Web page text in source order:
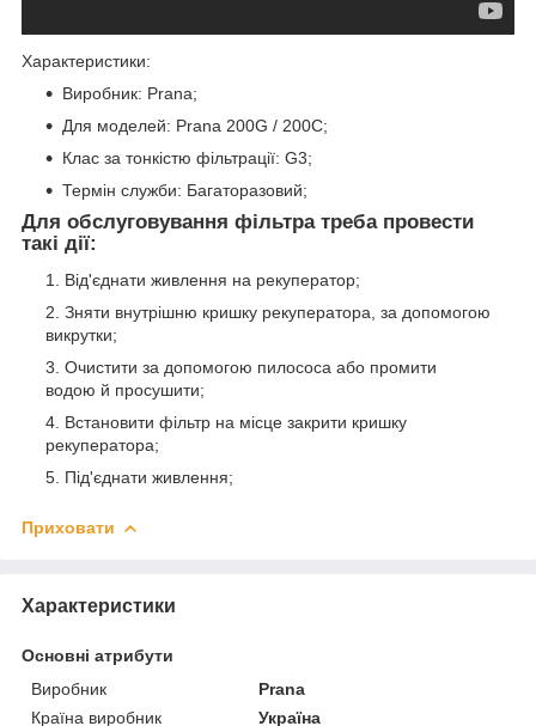
Характеристики:
Виробник: Prana;
Для моделей: Prana 200G / 200C;
Клас за тонкістю фільтрації: G3;
Термін служби: Багаторазовий;
Для обслуговування фільтра треба провести
такі дії:
Від'єднати живлення на рекуператор;
Зняти внутрішню кришку рекуператора, за допомогою
викрутки;
Очистити за допомогою пилососа або промити
водою й просушити;
Встановити фільтр на місце закрити кришку
рекуператора;
Під'єднати живлення;
Приховати
Характеристики
Основні атрибути
Виробник
Prana
Країна виробник
Україна